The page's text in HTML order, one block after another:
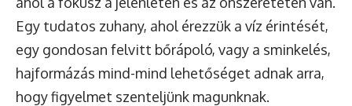
Egy tudatos zuhany, ahol érezzük a víz érintését,
egy gondosan felvitt bőrápoló, vagy a sminkelés,
hajformázás mind-mind lehetőséget adnak arra,
hogy figyelmet szenteljünk magunknak.